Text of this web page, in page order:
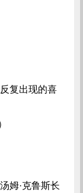
复出现的喜
姆·克鲁斯长